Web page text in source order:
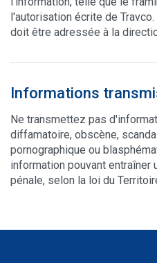
l'autorisation écrite de
doit être adressée à la
Informations
Ne transmettez pas
diffamatoire, obscène,
pornographique ou
information pouvant
pénale, selon la loi du